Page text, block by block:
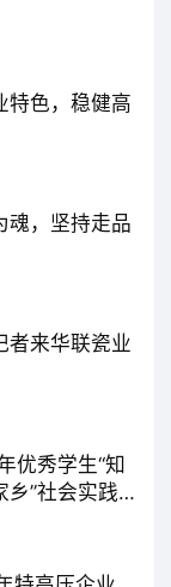
固体废弃
措施，节
于生产过
，为消费者
色，稳健高
魂，坚持走品
者来华联瓷业
优秀学生“知
乡”社会实践